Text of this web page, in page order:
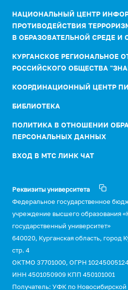
НАЦИОНАЛЬНЫЙ ЦЕНТР
ПРОТИВОДЕЙСТВИЯ
В ОБРАЗОВАТЕЛЬНОЙ СРЕДЕ И
КУРГАНСКОЕ РЕГИОНАЛЬНОЕ
РОССИЙСКОГО ОБЩЕСТВА
КООРДИНАЦИОННЫЙ ЦЕНТР
БИБЛИОТЕКА
ПОЛИТИКА В ОТНОШЕНИИ
ПЕРСОНАЛЬНЫХ ДАННЫХ
ВХОД В МТС ЛИНК ЧАТ
Реквизиты университета
Федеральное государственное
учреждение высшего образования
государственный университет»
640020, Курганская область, город
стр. 4
ОКТМО 37701000, ОГРН
ИНН 4501050909 КПП 450101001
Получатель: УФК по